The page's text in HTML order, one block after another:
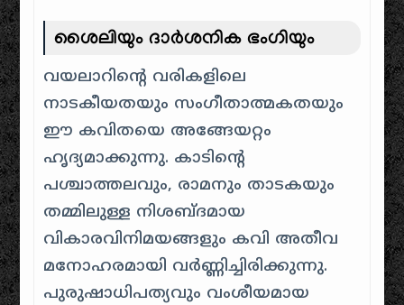
ശൈലിയും ദാർശനിക ഭംഗിയും
വയലാറിന്റെ വരികളിലെ
നാടകീയതയും സംഗീതാത്മകതയും
ഈ കവിതയെ അങ്ങേയറ്റം
ഹൃദ്യമാക്കുന്നു. കാടിന്റെ
പശ്ചാത്തലവും, രാമനും താടകയും
തമ്മിലുള്ള നിശബ്ദമായ
വികാരവിനിമയങ്ങളും കവി അതീവ
മനോഹരമായി വർണ്ണിച്ചിരിക്കുന്നു.
പുരുഷാധിപത്യവും വംശീയമായ